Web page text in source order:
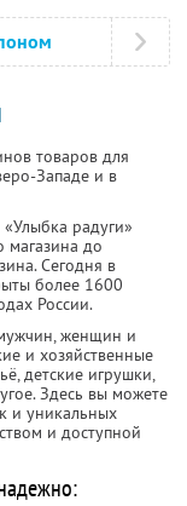
товаров для
Западе и в
радуги»
магазина до
Сегодня в
более 1600
России.
женщин и
и хозяйственные
детские игрушки,
Здесь вы можете
и уникальных
и доступной